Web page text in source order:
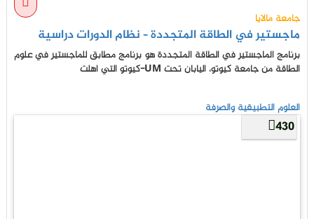
جامعة مالايا
ماجستير في الطاقة المتجددة – نظام الدورات دراسية
برنامج الماجستير في الطاقة المتجددة هو برنامج مطابق للماجستير في علوم
الطاقة من جامعة كيوتو، اليابان تحت UM-كيوتو التي اهلت
العلوم التطبيقية والصرفة
430